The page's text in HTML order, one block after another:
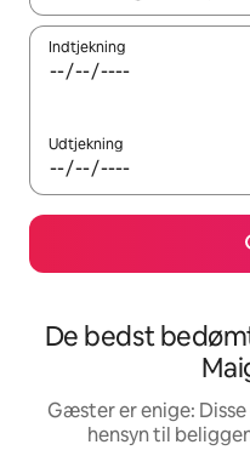
Indtjekning
Udtjekning
De bedst
Gæster er enige:
hensyn til